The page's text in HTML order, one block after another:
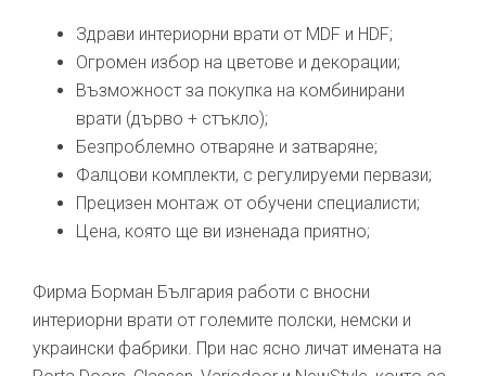
Здрави интериорни врати от MDF и HDF;
Огромен избор на цветове и декорации;
Възможност за покупка на комбинирани
врати (дърво + стъкло);
Безпроблемно отваряне и затваряне;
Фалцови комплекти, с регулируеми первази;
Прецизен монтаж от обучени специалисти;
Цена, която ще ви изненада приятно;
Фирма Борман България работи с вносни
интериорни врати от големите полски, немски и
украински фабрики. При нас ясно личат имената на